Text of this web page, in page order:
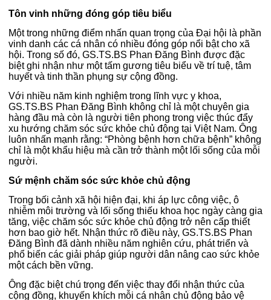
Tôn vinh những đóng góp tiêu biểu
Một trong những điểm nhấn quan trọng của Đại hội là phần
vinh danh các cá nhân có nhiều đóng góp nổi bật cho xã
hội. Trong số đó, GS.TS.BS Phan Đăng Bình được đặc
biệt ghi nhận như một tấm gương tiêu biểu về trí tuệ, tâm
huyết và tinh thần phụng sự cộng đồng.
Với nhiều năm kinh nghiệm trong lĩnh vực y khoa,
GS.TS.BS Phan Đăng Bình không chỉ là một chuyên gia
hàng đầu mà còn là người tiên phong trong việc thúc đẩy
xu hướng chăm sóc sức khỏe chủ động tại Việt Nam. Ông
luôn nhấn mạnh rằng: “Phòng bệnh hơn chữa bệnh” không
chỉ là một khẩu hiệu mà cần trở thành một lối sống của mỗi
người.
Sứ mệnh chăm sóc sức khỏe chủ động
Trong bối cảnh xã hội hiện đại, khi áp lực công việc, ô
nhiễm môi trường và lối sống thiếu khoa học ngày càng gia
tăng, việc chăm sóc sức khỏe chủ động trở nên cấp thiết
hơn bao giờ hết. Nhận thức rõ điều này, GS.TS.BS Phan
Đăng Bình đã dành nhiều năm nghiên cứu, phát triển và
phổ biến các giải pháp giúp người dân nâng cao sức khỏe
một cách bền vững.
Ông đặc biệt chú trọng đến việc thay đổi nhận thức của
cộng đồng, khuyến khích mỗi cá nhân chủ động bảo vệ